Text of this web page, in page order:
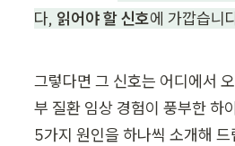
다, 읽어야 할 신호에 가깝습니
그렇다면 그 신호는 어디에서
부 질환 임상 경험이 풍부한 하
5가지 원인을 하나씩 소개해 드